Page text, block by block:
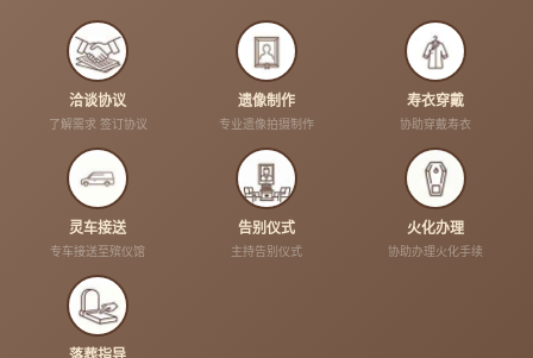
洽谈协议
了解需求 签订协议
遗像制作
专业遗像拍摄制作
寿衣穿戴
协助穿戴寿衣
灵车接送
专车接送至殡仪馆
告别仪式
主持告别仪式
火化办理
协助办理火化手续